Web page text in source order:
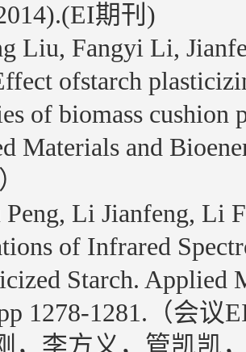
期刊)
Liu, Fangyi Li,
ofstarch
of biomass cushion
Materials and
Li Jianfeng, Li
of Infrared
Starch. Applied
1278-1281.（会议
，李方义，管凯凯